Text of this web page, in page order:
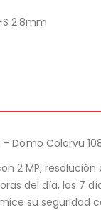
2.8mm
Domo Colorvu
2 MP, resolución
del día, los 7
su seguridad